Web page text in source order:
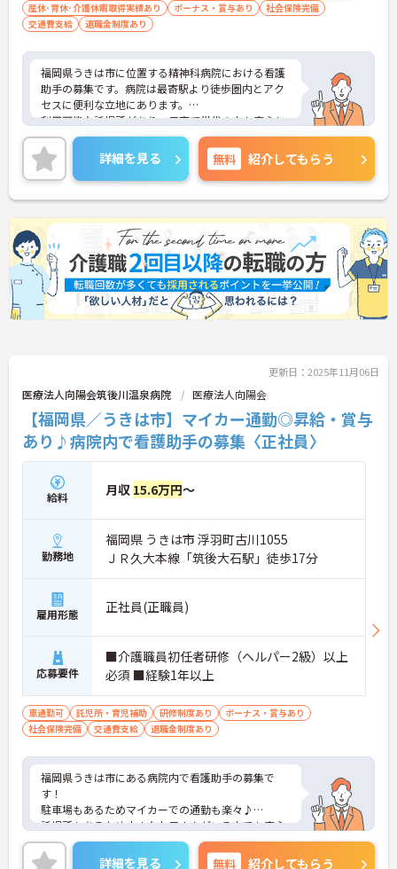
産休･育休･介護休暇取得実績あり
ボーナス・賞与あり
社会保険完備
交通費支給
退職金制度あり
福岡県うきは市に位置する精神科病院における看護
助手の募集です。病院は最寄駅より徒歩圏内とアク
セスに便利な立地にあります。
利用可能な託児所があり、子育て世代の方も安心し
てご勤務いただけます。また、残業は月平均1時間程
度です。ワークライフバランスを保ちながらご勤務
いただけます。
ご興味のある方には、面接対策ポイントなど、さら
に詳細をご案内しますのでお気軽にご相談くださ
い！
詳細を見る 無料 紹介してもらう
更新日：2025年11月06日
医療法人向陽会筑後川温泉病院 医療法人向陽会
【福岡県／うきは市】マイカー通勤◎昇給・賞与
あり♪病院内で看護助手の募集〈正社員〉
給料 月収 15.6万円～
勤務地
福岡県 うきは市 浮羽町古川1055
ＪＲ久大本線「筑後大石駅」徒歩17分
雇用形態 正社員(正職員)
応募要件
■介護職員初任者研修（ヘルパー2級）以上
必須 ■経験1年以上
車通勤可 託児所・育児補助 研修制度あり
ボーナス・賞与あり
社会保険完備
交通費支給 退職金制度あり
福岡県うきは市にある病院内で看護助手の募集で
す！
駐車場もあるためマイカーでの通勤も楽々♪
託児所もあるため小さなお子さんがいる方でも安心
して働くことができる環境です♪また昇給、賞与が
あるのは嬉しいポイントです◎
詳細を見る 無料 紹介してもらう